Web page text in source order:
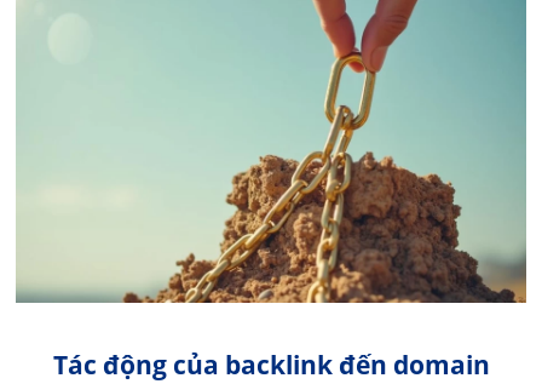
Tác động của backlink đến domain